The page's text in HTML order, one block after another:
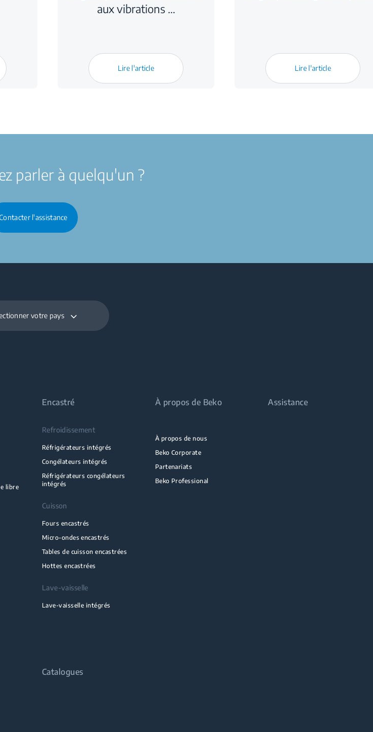
aux vibrations …
Lire l'article Lire l'article
parler à quelqu'un ?
l'assistance
votre pays
libre
Encastré
Refroidissement
Réfrigérateurs intégrés
Congélateurs intégrés
Réfrigérateurs congélateurs
intégrés
Cuisson
Fours encastrés
Micro-ondes encastrés
Tables de cuisson encastrées
Hottes encastrées
Lave-vaisselle
Lave-vaisselle intégrés
À propos de Beko
À propos de nous
Beko Corporate
Partenariats
Beko Professional
Assistance
Catalogues